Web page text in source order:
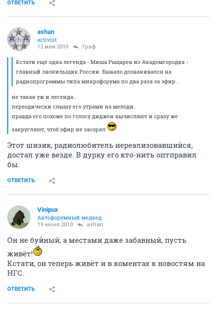
ОТВЕТИТЬ
ashan
activist
12 мая 2010 Граф
Кстати ещё одна легенда - Миша Рыцарев из Академгородка -
главный звонильщик России. Бывало дозванивался на
радиопрограммы типа микрофорума по два раза за эфир...
не такая уж и легенда...
переодически слышу его утрами на мелоди.
правда его похоже по голосу диджеи вычисляют и сразу же
закругляют, чтоб эфир не засорял
Этот шизик, радиолюбитель нереализовавшийся,
достал уже везде. В дурку его кто-нить оптправил
бы.
ОТВЕТИТЬ
Vinipux
Автофорумный медвед
19 июня 2010 ashan
Он не буйный, а местами даже забавный, пусть
живёт!
Кстати, он теперь живёт и в коментах к новостям на
НГС.
ОТВЕТИТЬ